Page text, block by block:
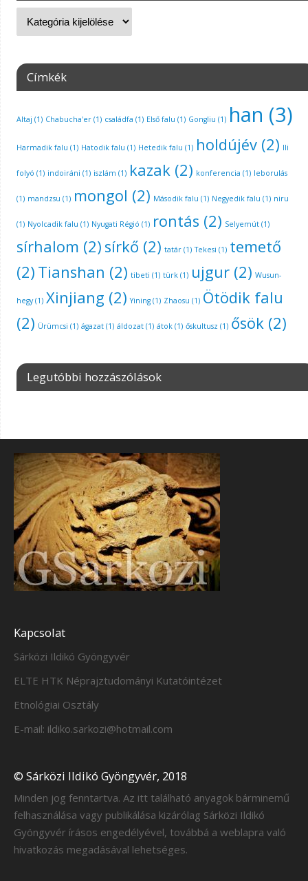
Címkék
Altaj (1) Chabucha'er(1) családfa (1) Első falu (1) Gongliu (1) han (3)
Harmadik falu (1) Hatodik falu (1) Hetedik falu (1) holdújév(2) Ili
folyó (1) indoiráni (1) iszlám (1) kazak(2) konferencia (1) leborulás
(1) mandzsu (1) mongol (2) Második falu (1) Negyedik falu (1) niru
(1) Nyolcadik falu (1) Nyugati Régió (1) rontás (2) Selyemút(1)
sírhalom (2) sírkő (2) tatár(1) Tekesi (1) temető
(2) Tianshan (2) tibeti (1) türk(1) ujgur(2) Wusun-
hegy(1) Xinjiang (2) Yining(1) Zhaosu (1) Ötödik falu
(2) Ürümcsi (1) ágazat(1) áldozat(1) átok(1) őskultusz (1) ősök(2)
Legutóbbi hozzászólások
Kapcsolat
Sárközi Ildikó Gyöngyvér
ELTE HTK Néprajztudományi Kutatóintézet
Etnológiai Osztály
E-mail: ildiko.sarkozi@hotmail.com
© Sárközi Ildikó Gyöngyvér, 2018
Minden jog fenntartva. Az itt található anyagok bárminemű
felhasználása vagy publikálása kizárólag Sárközi Ildikó
Gyöngyvér írásos engedélyével, továbbá a weblapra való
hivatkozás megadásával lehetséges.